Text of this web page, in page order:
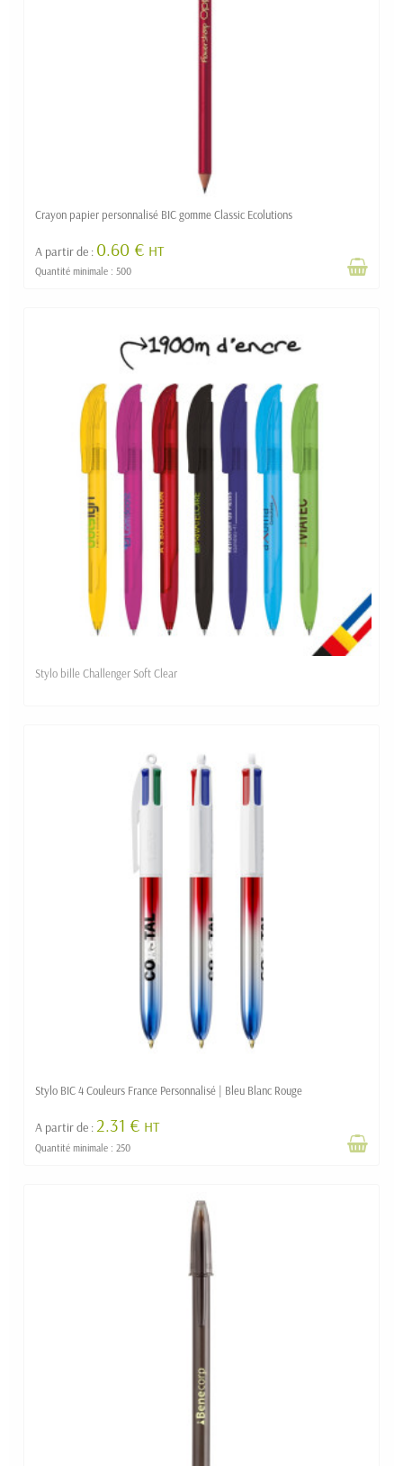
Crayon papier personnalisé BIC gomme Classic Ecolutions
A partir de : 0.60 € HT
Quantité minimale : 500
Stylo bille Challenger Soft Clear
Stylo BIC 4 Couleurs France Personnalisé | Bleu Blanc Rouge
A partir de :2.31 € HT
Quantité minimale : 250